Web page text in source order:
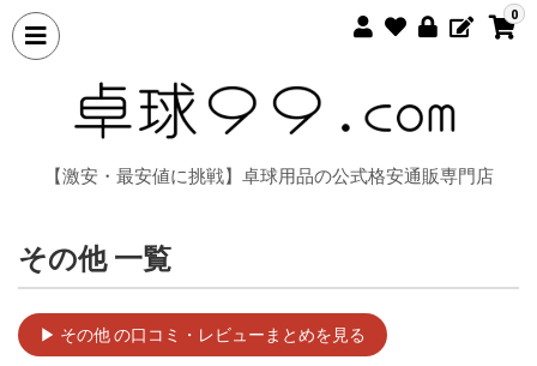
0
【激安・最安値に挑戦】卓球用品の公式格安通販専門店
その他 一覧
▶ その他 の口コミ・レビューまとめを見る